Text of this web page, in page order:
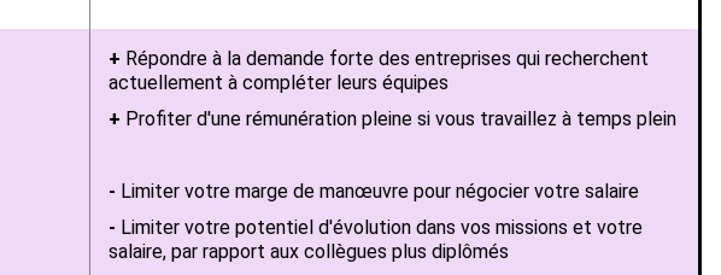
+ Répondre à la demande forte des entreprises qui recherchent
actuellement à compléter leurs équipes
+ Profiter d'une rémunération pleine si vous travaillez à temps plein
- Limiter votre marge de manœuvre pour négocier votre salaire
- Limiter votre potentiel d'évolution dans vos missions et votre
salaire, par rapport aux collègues plus diplômés